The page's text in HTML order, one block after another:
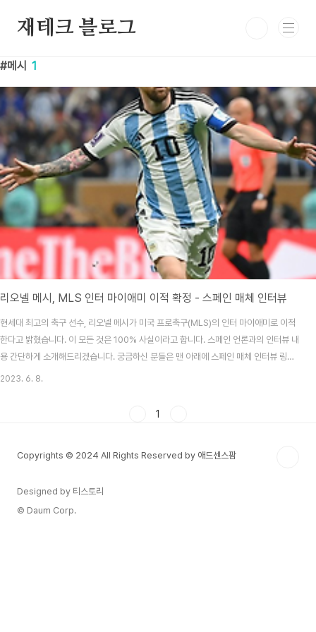
재테크 블로그
메시 1
리오넬 메시, MLS 인터 마이애미 이적 확정 - 스페인 매체 인터뷰
현세대 최고의 축구 선수, 리오넬 메시가 미국 프로축구(MLS)의 인터 마이애미로 이적
한다고 밝혔습니다. 이 모든 것은 100% 사실이라고 합니다. 스페인 언론과의 인터뷰 내
용 간단하게 소개해드리겠습니다. 궁금하신 분들은 맨 아래에 스페인 매체 인터뷰 링크
걸어드릴 테니 번역기 돌려서 직접 보셔도 됩니다. 목차 메시 인터뷰 메시는 스페인 매체
내부 사정에 의해 본인이 갈 수 없었..
2023. 6. 8.
1
Copyrights © 2024 All Rights Reserved by 애드센스팜
Designed by 티스토리
© Daum Corp.